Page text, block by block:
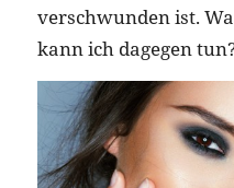
verschwunden ist.
kann ich dagegen